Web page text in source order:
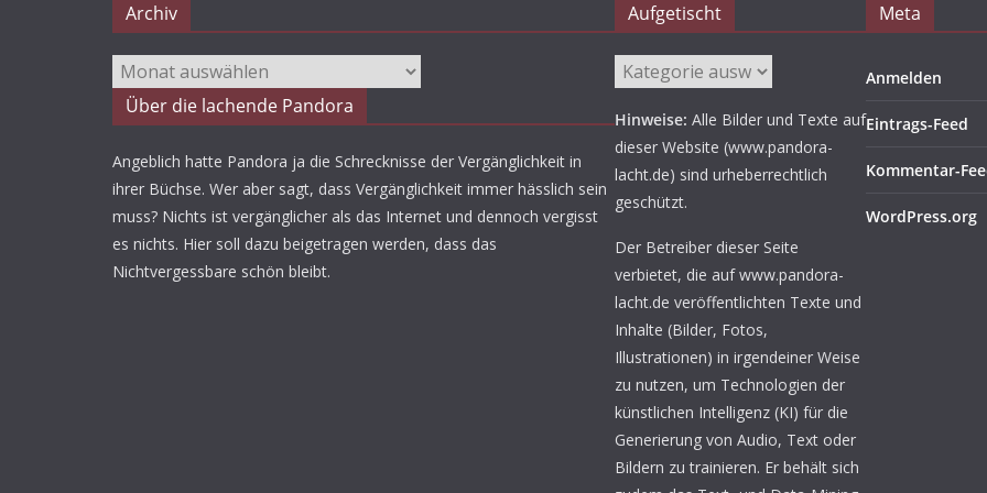
Archiv
Archiv
Über die lachende Pandora
Angeblich hatte Pandora ja die Schrecknisse der Vergänglichkeit in
ihrer Büchse. Wer aber sagt, dass Vergänglichkeit immer hässlich sein
muss? Nichts ist vergänglicher als das Internet und dennoch vergisst
es nichts. Hier soll dazu beigetragen werden, dass das
Nichtvergessbare schön bleibt.
Aufgetischt
Aufgetischt
Hinweise: Alle Bilder und Texte auf
dieser Website (www.pandora-
lacht.de) sind urheberrechtlich
geschützt.
Der Betreiber dieser Seite
verbietet, die auf www.pandora-
lacht.de veröffentlichten Texte und
Inhalte (Bilder, Fotos,
Illustrationen) in irgendeiner Weise
zu nutzen, um Technologien der
künstlichen Intelligenz (KI) für die
Generierung von Audio, Text oder
Bildern zu trainieren. Er behält sich
Meta
Anmelden
Eintrags-Feed
Kommentar-
WordPress.org